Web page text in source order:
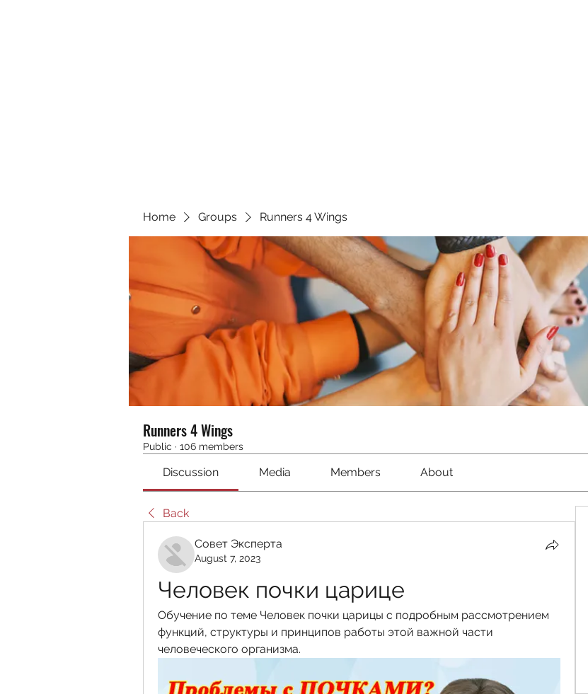
Home Groups Runners 4 Wings
Runners 4 Wings
Public · 106 members
Discussion Media Members About
Back
Совет Эксперта
August 7, 2023
Человек почки царице
Обучение по теме Человек почки царицы с подробным рассмотрением
функций, структуры и принципов работы этой важной части
человеческого организма.